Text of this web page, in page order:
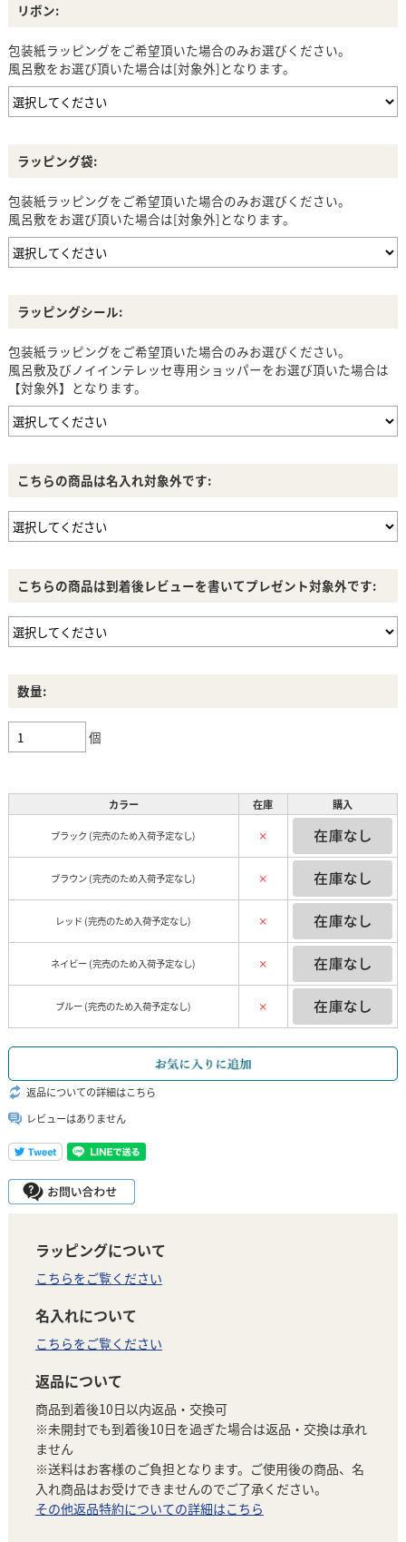
リボン:
包装紙ラッピングをご希望頂いた場合のみお選びください。
風呂敷をお選び頂いた場合は[対象外]となります。
ラッピング袋:
包装紙ラッピングをご希望頂いた場合のみお選びください。
風呂敷をお選び頂いた場合は[対象外]となります。
ラッピングシール:
包装紙ラッピングをご希望頂いた場合のみお選びください。
風呂敷及びノイインテレッセ専用ショッパーをお選び頂いた場合は
【対象外】となります。
こちらの商品は名入れ対象外です:
こちらの商品は到着後レビューを書いてプレゼント対象外です:
数量:
個
カラー 在庫 購入
ブラック (完売のため入荷予定なし) ×
ブラウン (完売のため入荷予定なし) ×
レッド (完売のため入荷予定なし) ×
ネイビー (完売のため入荷予定なし) ×
ブルー (完売のため入荷予定なし) ×
返品についての詳細はこちら
レビューはありません
ラッピングについて
こちらをご覧ください
名入れについて
こちらをご覧ください
返品について
商品到着後10日以内返品・交換可
※未開封でも到着後10日を過ぎた場合は返品・交換は承れ
ません
※送料はお客様のご負担となります。ご使用後の商品、名
入れ商品はお受けできませんのでご了承ください。
その他返品特約についての詳細はこちら